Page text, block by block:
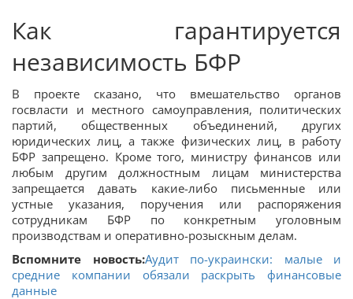
Как гарантируется
независимость БФР
В проекте сказано, что вмешательство органов
госвласти и местного самоуправления, политических
партий, общественных объединений, других
юридических лиц, а также физических лиц, в работу
БФР запрещено. Кроме того, министру финансов или
любым другим должностным лицам министерства
запрещается давать какие-либо письменные или
устные указания, поручения или распоряжения
сотрудникам БФР по конкретным уголовным
производствам и оперативно-розыскным делам.
Вспомните новость:Аудит по-украински: малые и
средние компании обязали раскрыть финансовые
данные